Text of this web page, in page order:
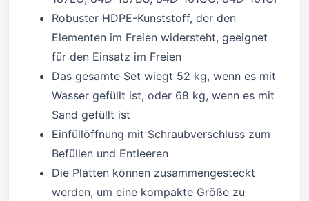
Robuster HDPE-Kunststoff, der den
Elementen im Freien widersteht, geeignet
für den Einsatz im Freien
Das gesamte Set wiegt 52 kg, wenn es mit
Wasser gefüllt ist, oder 68 kg, wenn es mit
Sand gefüllt ist
Einfüllöffnung mit Schraubverschluss zum
Befüllen und Entleeren
Die Platten können zusammengesteckt
werden, um eine kompakte Größe zu